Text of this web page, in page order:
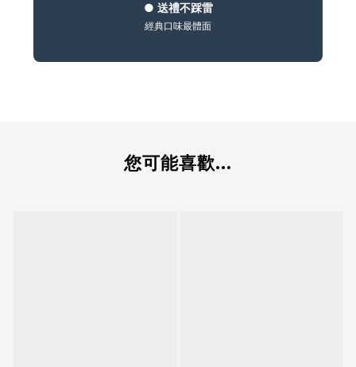
● 送禮不踩雷
經典口味最體面
您可能喜歡...